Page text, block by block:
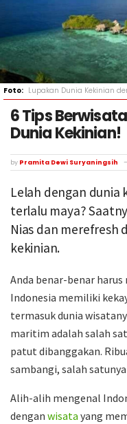
Lupakan Dunia Kekinian
6 Tips
Dunia Kekinian!
by Pramita Dewi Suryaningsih
Lelah dengan dunia
terlalu maya?
Nias dan merefresh
kekinian.
Anda benar-benar
Indonesia memiliki
termasuk dunia
maritim adalah salah
patut dibanggakan.
sambangi, salah
Alih-alih mengenal
dengan wisata yang